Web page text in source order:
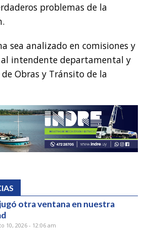
problemas de la
sea analizado en comisiones y
al intendente departamental y
Obras y Tránsito de la
otra ventana en nuestra
10, 2026 - 12:06 am